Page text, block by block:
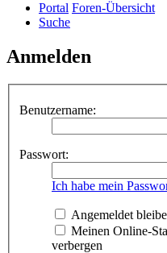
Portal Foren-Übersicht
Suche
Anmelden
Benutzername:
Passwort:
Ich habe mein
Angemeldet
Meinen Online-
verbergen